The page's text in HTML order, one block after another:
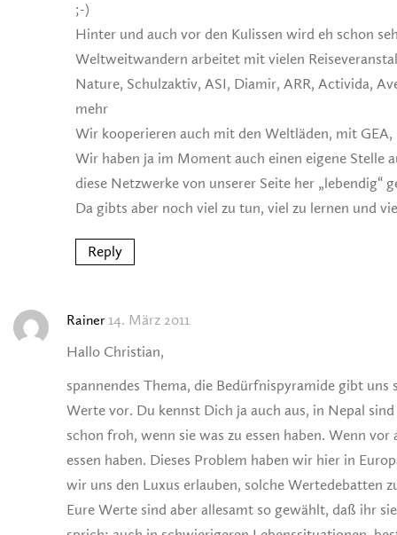
;-)
Hinter und auch vor den Kulissen wird eh schon
Weltweitwandern arbeitet mit vielen
Nature, Schulzaktiv, ASI, Diamir, ARR, Activida,
mehr
Wir kooperieren auch mit den Weltläden, mit
Wir haben ja im Moment auch einen eigene Stelle
diese Netzwerke von unserer Seite her „lebendig“
Da gibts aber noch viel zu tun, viel zu lernen und
Reply
Rainer 14. März 2011
Hallo Christian,
spannendes Thema, die Bedürfnispyramide gibt uns
Werte vor. Du kennst Dich ja auch aus, in Nepal
schon froh, wenn sie was zu essen haben. Wenn vor
essen haben. Dieses Problem haben wir hier in
wir uns den Luxus erlauben, solche Wertedebatten
Eure Werte sind aber allesamt so gewählt, daß ihr